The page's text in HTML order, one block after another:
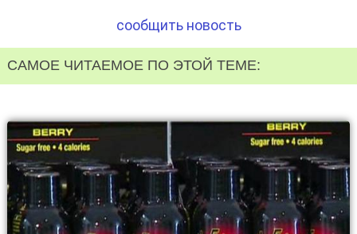
сообщить новость
САМОЕ ЧИТАЕМОЕ ПО ЭТОЙ ТЕМЕ: